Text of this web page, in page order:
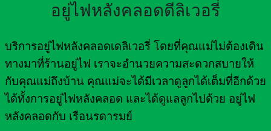
อยู่ไฟหลังคลอดดีลิเวอรี่
บริการอยู่ไฟหลังคลอดเดลิเวอรี่ โดยที่คุณแม่ไม่ต้องเดิน
ทางมาที่ร้านอยู่ไฟ เราจะอำนวยความสะดวกสบายให้
กับคุณแม่ถึงบ้าน คุณแม่จะได้มีเวลาดูลูกได้เต็มที่อีกด้วย
ได้ทั้งการอยู่ไฟหลังคลอด และได้ดูแลลูกไปด้วย อยู่ไฟ
หลังคลอดกับ เรือนรดารมย์